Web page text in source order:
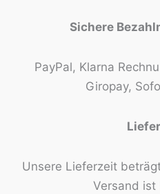
Sichere
PayPal, Klarna
Giropay,
Unsere Lieferzeit
Versand ist